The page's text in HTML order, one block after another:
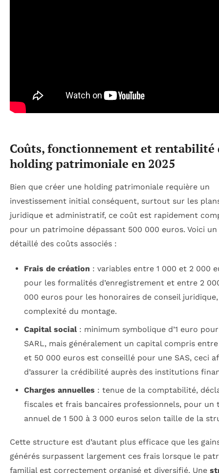
Coûts, fonctionnement et rentabilité
holding patrimoniale en 2025
Bien que créer une holding patrimoniale requière un
investissement initial conséquent, surtout sur les
juridique et administratif, ce coût est rapidement
pour un patrimoine dépassant 500 000 euros. Voici
détaillé des coûts associés :
Frais de création : variables entre 1 000 et 2 000
pour les formalités d’enregistrement et entre 2
000 euros pour les honoraires de conseil
complexité du montage.
Capital social: minimum symbolique d’1 euro
SARL, mais généralement un capital compris entre
et 50 000 euros est conseillé pour une SAS, ceci
d’assurer la crédibilité auprès des institutions
Charges annuelles : tenue de la comptabilité,
fiscales et frais bancaires professionnels, pour un
annuel de 1 500 à 3 000 euros selon taille de la
Cette structure est d’autant plus efficace que les
générés surpassent largement ces frais lorsque le
familial est correctement organisé et diversifié. Une